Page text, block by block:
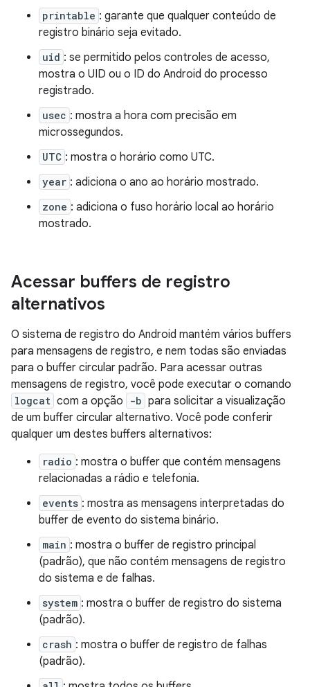
printable : garante que qualquer conteúdo de
registro binário seja evitado.
uid : se permitido pelos controles de acesso,
mostra o UID ou o ID do Android do processo
registrado.
usec : mostra a hora com precisão em
microssegundos.
UTC : mostra o horário como UTC.
year : adiciona o ano ao horário mostrado.
zone : adiciona o fuso horário local ao horário
mostrado.
Acessar buffers de registro
alternativos
O sistema de registro do Android mantém vários buffers
para mensagens de registro, e nem todas são enviadas
para o buffer circular padrão. Para acessar outras
mensagens de registro, você pode executar o comando
logcat com a opção -b para solicitar a visualização
de um buffer circular alternativo. Você pode conferir
qualquer um destes buffers alternativos:
radio : mostra o buffer que contém mensagens
relacionadas a rádio e telefonia.
events : mostra as mensagens interpretadas do
buffer de evento do sistema binário.
main : mostra o buffer de registro principal
(padrão), que não contém mensagens de registro
do sistema e de falhas.
system : mostra o buffer de registro do sistema
(padrão).
crash : mostra o buffer de registro de falhas
(padrão).